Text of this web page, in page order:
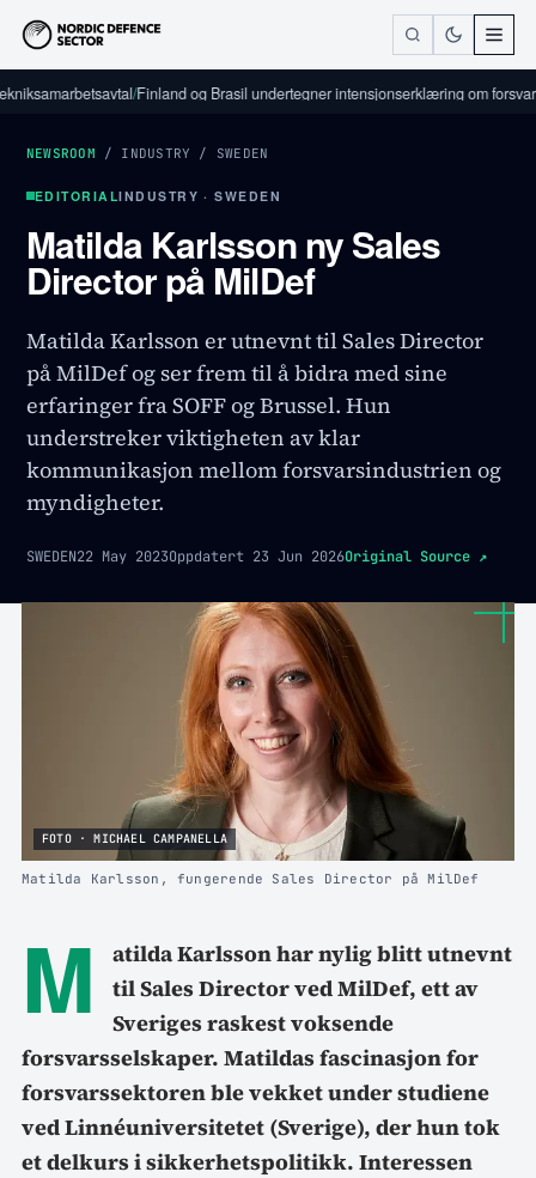
/Finland og Brasil undertegner intensjonserklæring om
NEWSROOM / INDUSTRY / SWEDEN
EDITORIALINDUSTRY · SWEDEN
Matilda Karlsson ny Sales
Director på MilDef
Matilda Karlsson er utnevnt til Sales Director
på MilDef og ser frem til å bidra med sine
erfaringer fra SOFF og Brussel. Hun
understreker viktigheten av klar
kommunikasjon mellom forsvarsindustrien og
myndigheter.
SWEDEN22 May 2023Oppdatert 23 Jun 2026Original Source ↗
FOTO · MICHAEL CAMPANELLA
Matilda Karlsson, fungerende Sales Director på MilDef
M
atilda Karlsson har nylig blitt utnevnt
til Sales Director ved MilDef, ett av
Sveriges raskest voksende
forsvarsselskaper. Matildas fascinasjon for
forsvarssektoren ble vekket under studiene
ved Linnéuniversitetet (Sverige), der hun tok
et delkurs i sikkerhetspolitikk. Interessen